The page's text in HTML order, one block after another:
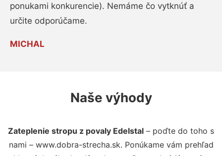
ponukami konkurencie). Nemáme čo vytknúť a
určite odporúčame.
MICHAL
Naše výhody
Zateplenie stropu z povaly Edelstal – poďte do toho s
nami – www.dobra-strecha.sk. Ponúkame vám prehľad